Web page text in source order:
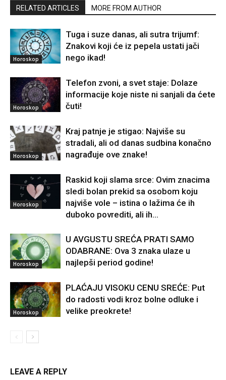
RELATED ARTICLES MORE FROM AUTHOR
Horoskop
Tuga i suze danas, ali sutra trijumf:
Znakovi koji će iz pepela ustati jači
nego ikad!
Horoskop
Telefon zvoni, a svet staje: Dolaze
informacije koje niste ni sanjali da ćete
čuti!
Horoskop
Kraj patnje je stigao: Najviše su
stradali, ali od danas sudbina konačno
nagrađuje ove znake!
Horoskop
Raskid koji slama srce: Ovim znacima
sledi bolan prekid sa osobom koju
najviše vole – istina o lažima će ih
duboko povrediti, ali ih...
Horoskop
U AVGUSTU SREĆA PRATI SAMO
ODABRANE: Ova 3 znaka ulaze u
najlepši period godine!
Horoskop
PLAĆAJU VISOKU CENU SREĆE: Put
do radosti vodi kroz bolne odluke i
velike preokrete!
LEAVE A REPLY